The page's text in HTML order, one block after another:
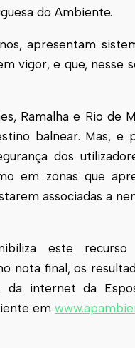
do Ambiente.
apresentam
vigor, e que, nesse
Ramalha e Rio de
balnear. Mas, e
dos
em zonas que
associadas a
este
nota final, os
da internet da
em